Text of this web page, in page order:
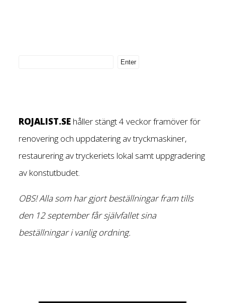
ROJALIST.SE håller stängt 4 veckor framöver för
renovering och uppdatering av tryckmaskiner,
restaurering av tryckeriets lokal samt uppgradering
av konstutbudet.
OBS! Alla som har gjort beställningar fram tills
den 12 september får självfallet sina
beställningar i vanlig ordning.